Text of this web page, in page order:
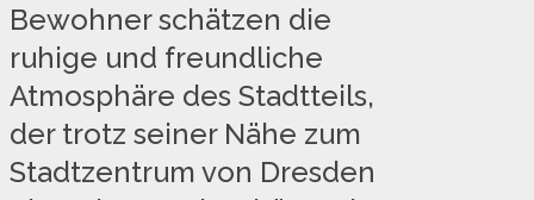
Bewohner schätzen die
ruhige und freundliche
Atmosphäre des Stadtteils,
der trotz seiner Nähe zum
Stadtzentrum von Dresden